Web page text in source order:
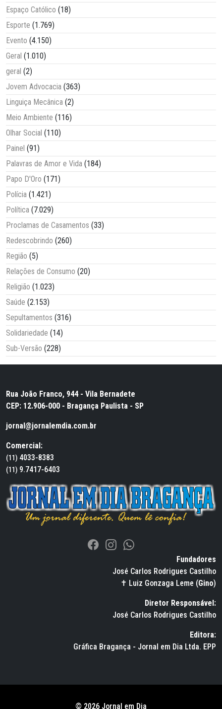
Espaço Católico (18)
Esporte (1.769)
Evento (4.150)
Geral (1.010)
geral (2)
Jovem Advocacia (363)
Linguiça Mecânica (2)
Meio Ambiente (116)
Olhar Social (110)
Painel (91)
Palavras de Amor e Vida (184)
Papo D'Oro (171)
Polícia (1.421)
Política (7.029)
Proclamas de Casamentos (33)
Redescobrindo (260)
Região (5)
Relações de Consumo (20)
Religião (1.023)
Saúde (2.153)
Sepultamentos (316)
Solidariedade (14)
Sub-Versão (228)
Rua João Franco, 944 - Vila Bernadete
CEP: 12.906-000 - Bragança Paulista - SP
jornal@jornalemdia.com.br
Comercial:
(11) 4033-8383
(11) 9.7417-6403
Fundadores
José Carlos Rodrigues Castilho
✝ Luiz Gonzaga Leme (Gino)
Diretor Responsável:
José Carlos Rodrigues Castilho
Editora:
Gráfica Bragança - Jornal em Dia Ltda. EPP
© 2026 Jornal em Dia